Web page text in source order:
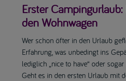
Erster
den Wohnwagen
Wer schon öfter in den Urlaub
Erfahrung, was unbedingt ins
lediglich „nice to have“ oder
Geht es in den ersten Urlaub mit